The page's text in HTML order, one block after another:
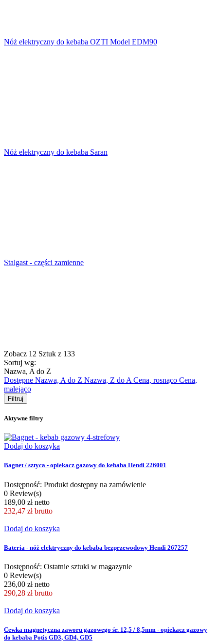
Nóż elektryczny do kebaba OZTI Model EDM90
Nóż elektryczny do kebaba Saran
Stalgast - części zamienne
Zobacz 12 Sztuk z 133
Sortuj wg:
Nazwa, A do Z
Dostępne Nazwa, A do Z Nazwa, Z do A Cena, rosnąco Cena,
malejąco
Filtruj
Aktywne filtry
Dodaj do koszyka
Bagnet / sztyca - opiekacz gazowy do kebaba Hendi 226001
Dostępność: Produkt dostępny na zamówienie
0 Review(s)
189,00 zł netto
232,47 zł brutto
Dodaj do koszyka
Bateria - nóż elektryczny do kebaba bezprzewodowy Hendi 267257
Dostępność: Ostatnie sztuki w magazynie
0 Review(s)
236,00 zł netto
290,28 zł brutto
Dodaj do koszyka
Cewka magnetyczna zaworu gazowego śr. 12,5 / 8,5mm - opiekacz gazowy
do kebaba Potis GD3, GD4, GD5